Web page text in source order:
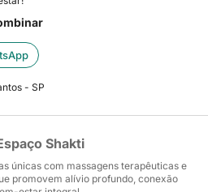
- SP
Shakti
únicas com massagens terapêuticas e
promovem alívio profundo, conexão